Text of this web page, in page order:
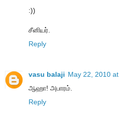
:))
சீனியர்.
Reply
vasu balaji May 22, 2010
ஆஹா! அபாரம்.
Reply